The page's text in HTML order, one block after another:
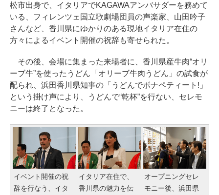
松市出身で、イタリアでKAGAWAアンバサダーを務めて
いる、フィレンツェ国立歌劇場団員の声楽家、山田吟子
さんなど、香川県にゆかりのある現地イタリア在住の
方々によるイベント開催の祝辞も寄せられた。
その後、会場に集まった来場者に、香川県産牛肉“オリ
ーブ牛”を使ったうどん「オリーブ牛肉うどん」の試食が
配られ、浜田香川県知事の「うどんでボナペティート!」
という掛け声により、うどんで“乾杯”を行ない、セレモ
ニーは終了となった。
イベント開催の祝
辞を行なう、イタ
イタリア在住で、
香川県の魅力を伝
オープニングセレ
モニー後、浜田県